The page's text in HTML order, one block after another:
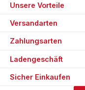
Unsere Vorteile
Versandarten
Zahlungsarten
Ladengeschäft
Sicher Einkaufen